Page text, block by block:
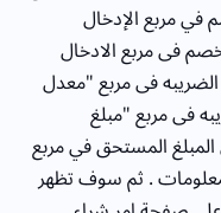
في مربع الإدخال
فى مربع الادخال
فى مربع "معدل
فى مربع "مبلغ
المستحق في مربع
. ثم سوف تظهر